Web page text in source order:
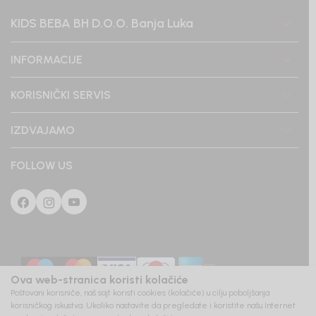
KIDS BEBA BH D.O.O. Banja Luka
INFORMACIJE
KORISNIČKI SERVIS
IZDVAJAMO
FOLLOW US
Ova web-stranica koristi kolačiće
Poštovani korisniče, naš sajt koristi cookies (kolačiće) u cilju poboljšanja
korisničkog iskustva. Ukoliko nastavite da pregledate i koristite našu Internet